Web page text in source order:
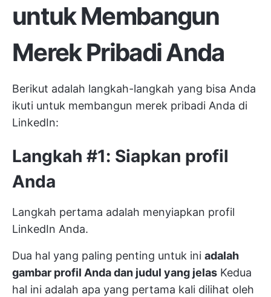
untuk Membangun
Merek Pribadi Anda
Berikut adalah langkah-langkah yang bisa Anda
ikuti untuk membangun merek pribadi Anda di
LinkedIn:
Langkah #1: Siapkan profil
Anda
Langkah pertama adalah menyiapkan profil
LinkedIn Anda.
Dua hal yang paling penting untuk ini adalah
gambar profil Anda dan judul yang jelas Kedua
hal ini adalah apa yang pertama kali dilihat oleh